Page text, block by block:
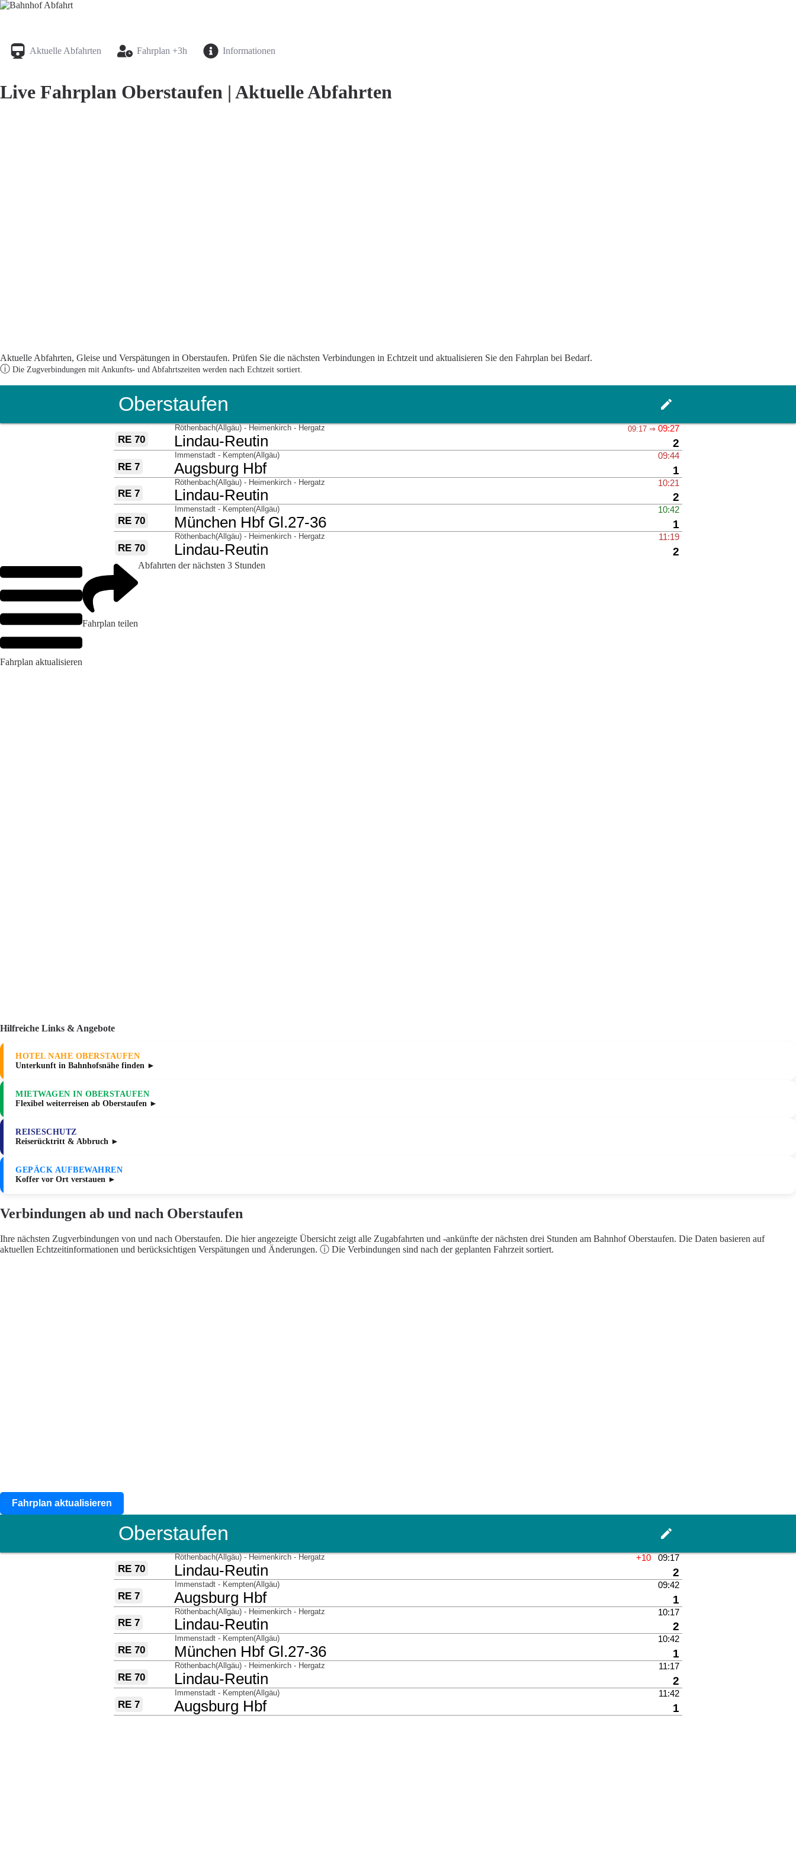
Aktuelle Abfahrten Fahrplan +3h Informationen
Live Fahrplan Oberstaufen | Aktuelle Abfahrten
Aktuelle Abfahrten, Gleise und Verspätungen in Oberstaufen. Prüfen Sie die nächsten Verbindungen in Echtzeit und aktualisieren Sie den Fahrplan bei Bedarf.
ⓘ Die Zugverbindungen mit Ankunfts- und Abfahrtszeiten werden nach Echtzeit sortiert.
Fahrplan aktualisieren
Fahrplan teilen
Abfahrten der nächsten 3 Stunden
Hilfreiche Links & Angebote
HOTEL NAHE OBERSTAUFEN
Unterkunft in Bahnhofsnähe finden ►
MIETWAGEN IN OBERSTAUFEN
Flexibel weiterreisen ab Oberstaufen ►
REISESCHUTZ
Reiserücktritt & Abbruch ►
GEPÄCK AUFBEWAHREN
Koffer vor Ort verstauen ►
Verbindungen ab und nach Oberstaufen
Ihre nächsten Zugverbindungen von und nach Oberstaufen. Die hier angezeigte Übersicht zeigt alle Zugabfahrten und -ankünfte der nächsten drei Stunden am Bahnhof Oberstaufen. Die Daten basieren auf
aktuellen Echtzeitinformationen und berücksichtigen Verspätungen und Änderungen. ⓘ Die Verbindungen sind nach der geplanten Fahrzeit sortiert.
Fahrplan aktualisieren